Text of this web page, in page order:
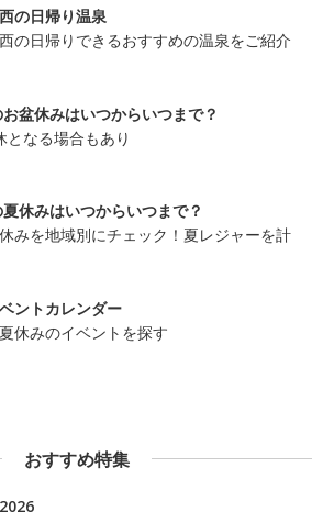
の日帰り温泉
の日帰りできるおすすめの温泉をご紹介
盆休みはいつからいつまで？
となる場合もあり
休みはいつからいつまで？
みを地域別にチェック！夏レジャーを計
ントカレンダー
休みのイベントを探す
おすすめ特集